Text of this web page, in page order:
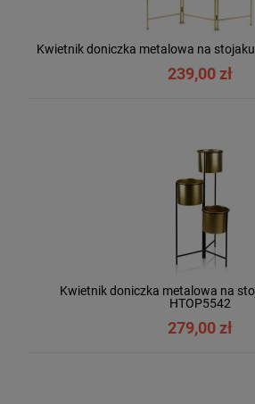
Kwietnik doniczka metalowa na
239,00 zł
Kwietnik doniczka metalowa na
HTOP5542
279,00 zł